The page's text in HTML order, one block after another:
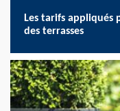
Les tarifs
des terrasses